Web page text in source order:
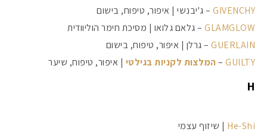
GIVENCHY – ג'יבנשי | איפור, טיפוח, בישום
GLAMGLOW – גלאם גלואו | מסיכת חימר הוליוודית
GUERLAIN – גרלן | איפור, טיפוח, בישום
GUILTY
–המלצות לקניות בגילטי | איפור, טיפוח, שיער
H
He-Shi | שיזוף עצמי